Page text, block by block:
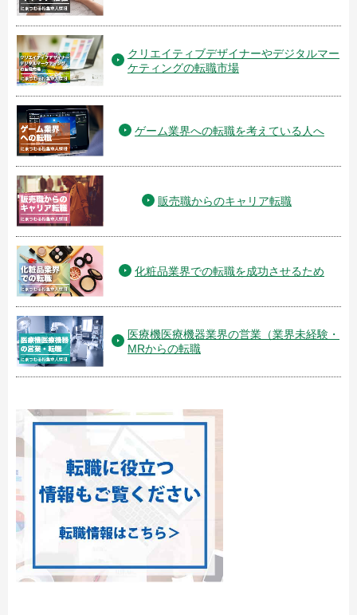
クリエイティブデザイナーやデジタルマー
ケティングの転職市場
ゲーム業界への転職を考えている人へ
販売職からのキャリア転職
化粧品業界での転職を成功させるため
医療機医療機器業界の営業（業界未経験・
MRからの転職